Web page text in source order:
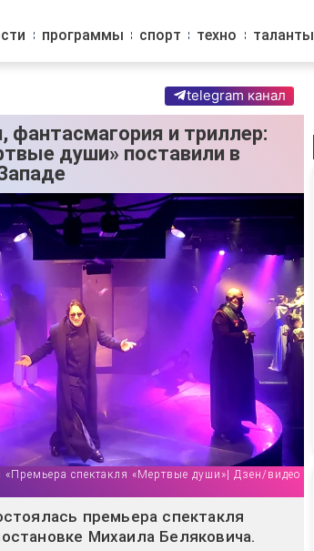
программы спорт техно таланты
telegram канал
фантасмагория и триллер:
души» поставили в
спектакля «Мертвые души»| Дзен/видео
премьера спектакля
Михаила Беляковича.